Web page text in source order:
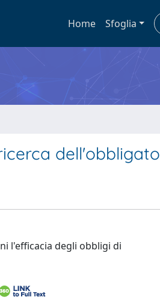
Home Sfoglia
dell'obbligato
l'efficacia degli obbligi di